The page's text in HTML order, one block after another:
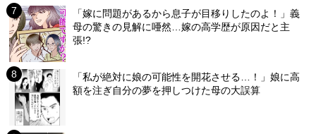
「嫁に問題があるから息子が目移りしたのよ！」義
母の驚きの見解に唖然…嫁の高学歴が原因だと主
張!?
「私が絶対に娘の可能性を開花させる…！」娘に高
額を注ぎ自分の夢を押しつけた母の大誤算